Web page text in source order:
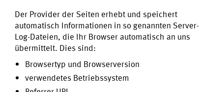
Der Provider der Seiten erhebt und speichert
automatisch Informationen in so genannten Server-
Log-Dateien, die Ihr Browser automatisch an uns
übermittelt. Dies sind:
Browsertyp und Browserversion
verwendetes Betriebssystem